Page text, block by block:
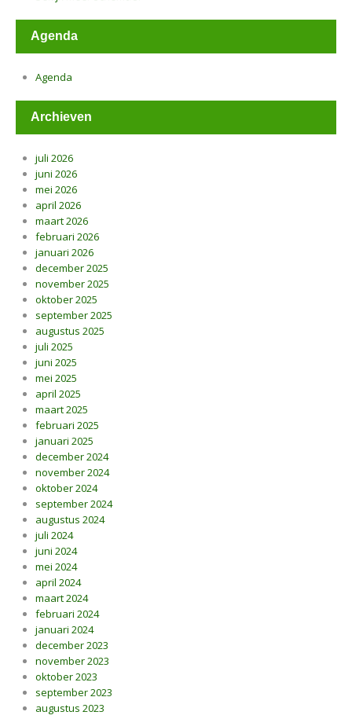
Agenda
Agenda
Archieven
juli 2026
juni 2026
mei 2026
april 2026
maart 2026
februari 2026
januari 2026
december 2025
november 2025
oktober 2025
september 2025
augustus 2025
juli 2025
juni 2025
mei 2025
april 2025
maart 2025
februari 2025
januari 2025
december 2024
november 2024
oktober 2024
september 2024
augustus 2024
juli 2024
juni 2024
mei 2024
april 2024
maart 2024
februari 2024
januari 2024
december 2023
november 2023
oktober 2023
september 2023
augustus 2023